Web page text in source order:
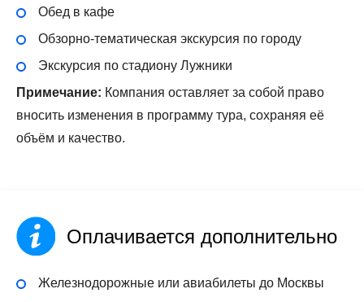
Обед в кафе
Обзорно-тематическая экскурсия по городу
Экскурсия по стадиону Лужники
Примечание: Компания оставляет за собой право
вносить изменения в программу тура, сохраняя её
объём и качество.
Оплачивается дополнительно
Железнодорожные или авиабилеты до Москвы